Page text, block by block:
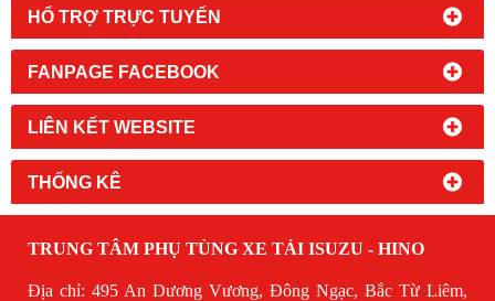
HỔ TRỢ TRỰC TUYẾN
FANPAGE FACEBOOK
LIÊN KẾT WEBSITE
THỐNG KÊ
TRUNG TÂM PHỤ TÙNG XE TẢI ISUZU - HINO
Địa chỉ: 495 An Dương Vương, Đông Ngạc, Bắc Từ Liêm,